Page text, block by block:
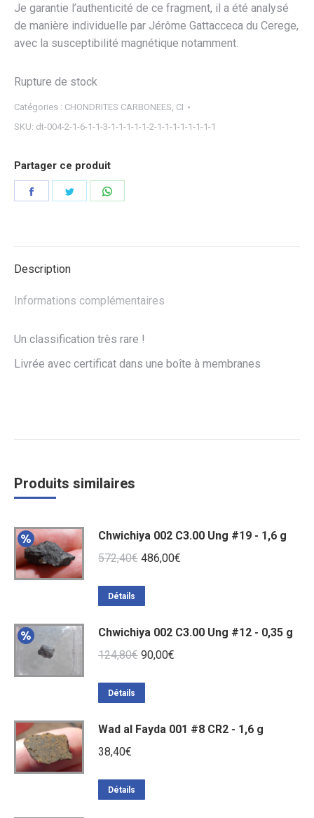
Je garantie l’authenticité de ce fragment, il a été analysé
de manière individuelle par Jérôme Gattacceca du Cerege,
avec la susceptibilité magnétique notamment.
Rupture de stock
Catégories : CHONDRITES CARBONEES CI
SKU: dt-004-2-1-6-1-1-3-1-1-1-1-1-2-1-1-1-1-1-1-1-1
Partager ce produit
Partager Partager
Description
Informations complémentaires
Un classification très rare !
Livrée avec certificat dans une boîte à membranes
Produits similaires
Chwichiya 002 C3.00 Ung #19 - 1,6 g
572,40€ Le
572,40€.
486,00€
486,00€.
Détails
Chwichiya 002 C3.00 Ung #12 - 0,35 g
124,80€ Le
124,80€.
90,00€
90,00€.
Détails
Wad al Fayda 001 #8 CR2 - 1,6 g
38,40€
Détails